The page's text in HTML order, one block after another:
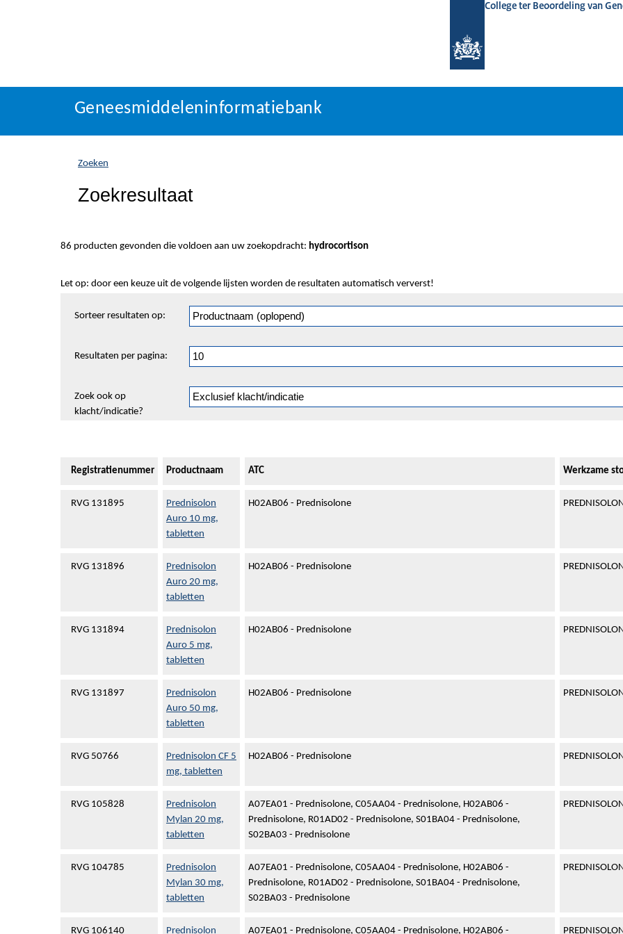
College ter Beoordeling van
Geneesmiddeleninformatiebank
U
zich
hier:
Geneesmiddeleninformatiebank
Zoeken
Zoekresultaat
86 producten gevonden die voldoen aan uw zoekopdracht: hydrocortison
Let op: door een keuze uit de volgende lijsten worden de resultaten automatisch ververst!
en
Sorteer resultaten op:
Resultaten per pagina:
Zoek ook op
klacht/indicatie?
Registratienummer Productnaam ATC Werkzame
RVG 131895
Prednisolon
Auro 10 mg,
tabletten
H02AB06 - Prednisolone PREDNISOLON
RVG 131896
Prednisolon
Auro 20 mg,
tabletten
H02AB06 - Prednisolone PREDNISOLON
RVG 131894
Prednisolon
Auro 5 mg,
tabletten
H02AB06 - Prednisolone PREDNISOLON
RVG 131897
Prednisolon
Auro 50 mg,
tabletten
H02AB06 - Prednisolone PREDNISOLON
RVG 50766
Prednisolon CF 5
mg, tabletten
H02AB06 - Prednisolone PREDNISOLON
RVG 105828
Prednisolon
Mylan 20 mg,
tabletten
A07EA01 - Prednisolone, C05AA04 - Prednisolone, H02AB06 -
Prednisolone, R01AD02 - Prednisolone, S01BA04 - Prednisolone,
S02BA03 - Prednisolone
PREDNISOLON
RVG 104785
Prednisolon
Mylan 30 mg,
tabletten
A07EA01 - Prednisolone, C05AA04 - Prednisolone, H02AB06 -
Prednisolone, R01AD02 - Prednisolone, S01BA04 - Prednisolone,
S02BA03 - Prednisolone
PREDNISOLON
RVG 106140 Prednisolon A07EA01 - Prednisolone, C05AA04 - Prednisolone, H02AB06 - PREDNISOLON